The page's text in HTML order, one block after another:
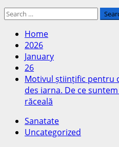
Search
Home
2026
January
26
Motivul științific pentru
des iarna. De ce
răceală
Sanatate
Uncategorized